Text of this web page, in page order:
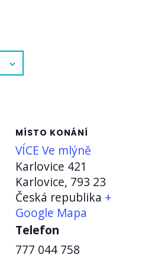
MÍSTO KONÁNÍ
VÍCE Ve mlýně
Karlovice 421
Karlovice, 793 23
Česká republika +
Google Mapa
Telefon
777 044 758